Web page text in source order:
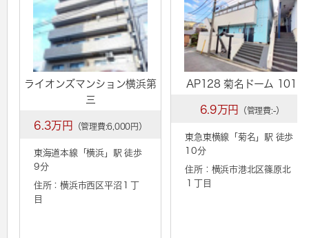
ライオンズマンション横浜第
三
6.3万円 （管理費:6,000円）
東海道本線「横浜」駅 徒歩
9分
住所：横浜市西区平沼１丁
目
AP128 菊名ドーム 101
6.9万円 （管理費:-）
東急東横線「 菊名 」駅 徒歩
10分
住所：横浜市港北区篠原北
１丁目